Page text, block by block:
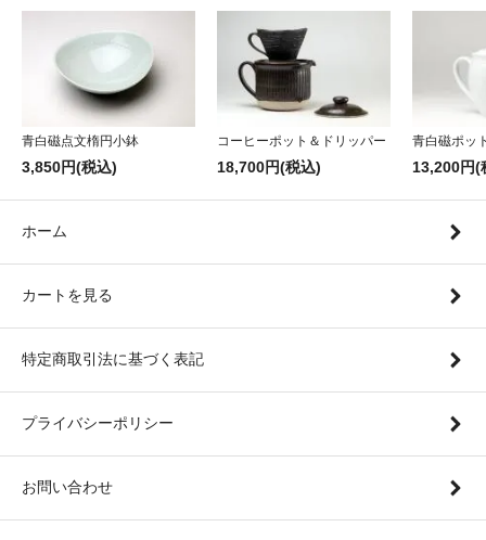
青白磁点文楕円小鉢
3,850円(税込)
コーヒーポット＆ドリッパー
18,700円(税込)
青白磁ポッ
13,200円(
ホーム
カートを見る
特定商取引法に基づく表記
プライバシーポリシー
お問い合わせ